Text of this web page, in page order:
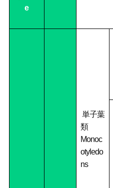
e
単子葉
類
Monoc
otyledo
ns